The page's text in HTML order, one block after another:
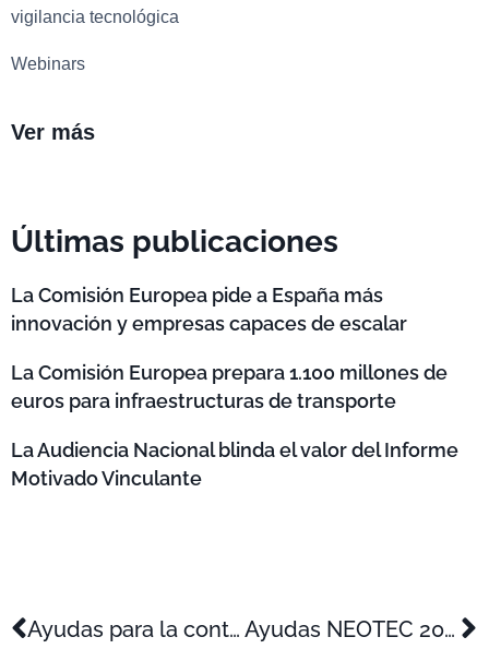
vigilancia tecnológica
Webinars
Ver más
Últimas publicaciones
La Comisión Europea pide a España más
innovación y empresas capaces de escalar
La Comisión Europea prepara 1.100 millones de
euros para infraestructuras de transporte
La Audiencia Nacional blinda el valor del Informe
Motivado Vinculante
Ayudas para la contratación de jóvenes titulados (Avalem Joves) Ayudas NEOTEC 2021 de CDTI para empresas de base tecnológica